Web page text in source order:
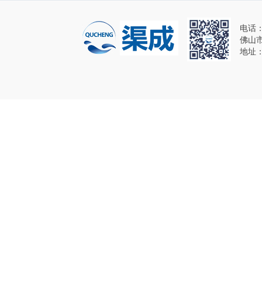
电话
佛山
地址